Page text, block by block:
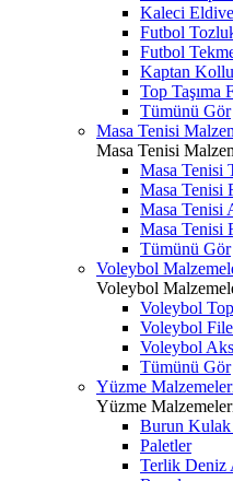
Kaleci
Futbol
Futbol
Kaptan
Top Taşıma
Tümünü Gör
Masa Tenisi
Masa Tenisi
Masa Tenisi
Masa Tenisi
Masa Tenisi
Masa Tenisi
Tümünü Gör
Voleybol
Voleybol
Voleybol
Voleybol
Voleybol
Tümünü Gör
Yüzme
Yüzme
Burun Kulak
Paletler
Terlik Deniz